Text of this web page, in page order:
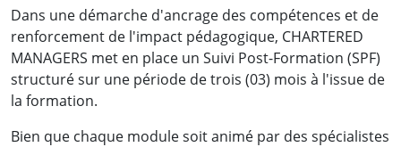
Dans une démarche d'ancrage des compétences et de
renforcement de l'impact pédagogique, CHARTERED
MANAGERS met en place un Suivi Post-Formation (SPF)
structuré sur une période de trois (03) mois à l'issue de
la formation.
Bien que chaque module soit animé par des spécialistes